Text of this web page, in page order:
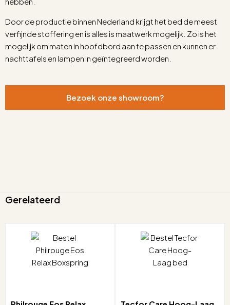
Door de productie binnen Nederland krijgt het bed de meest
verfijnde stoffering en is alles is maatwerk mogelijk. Zo is het
mogelijk om maten in hoofdbord aan te passen en kunnen er
nachttafels en lampen in geïntegreerd worden.
Bezoek onze showroom?
Gerelateerd